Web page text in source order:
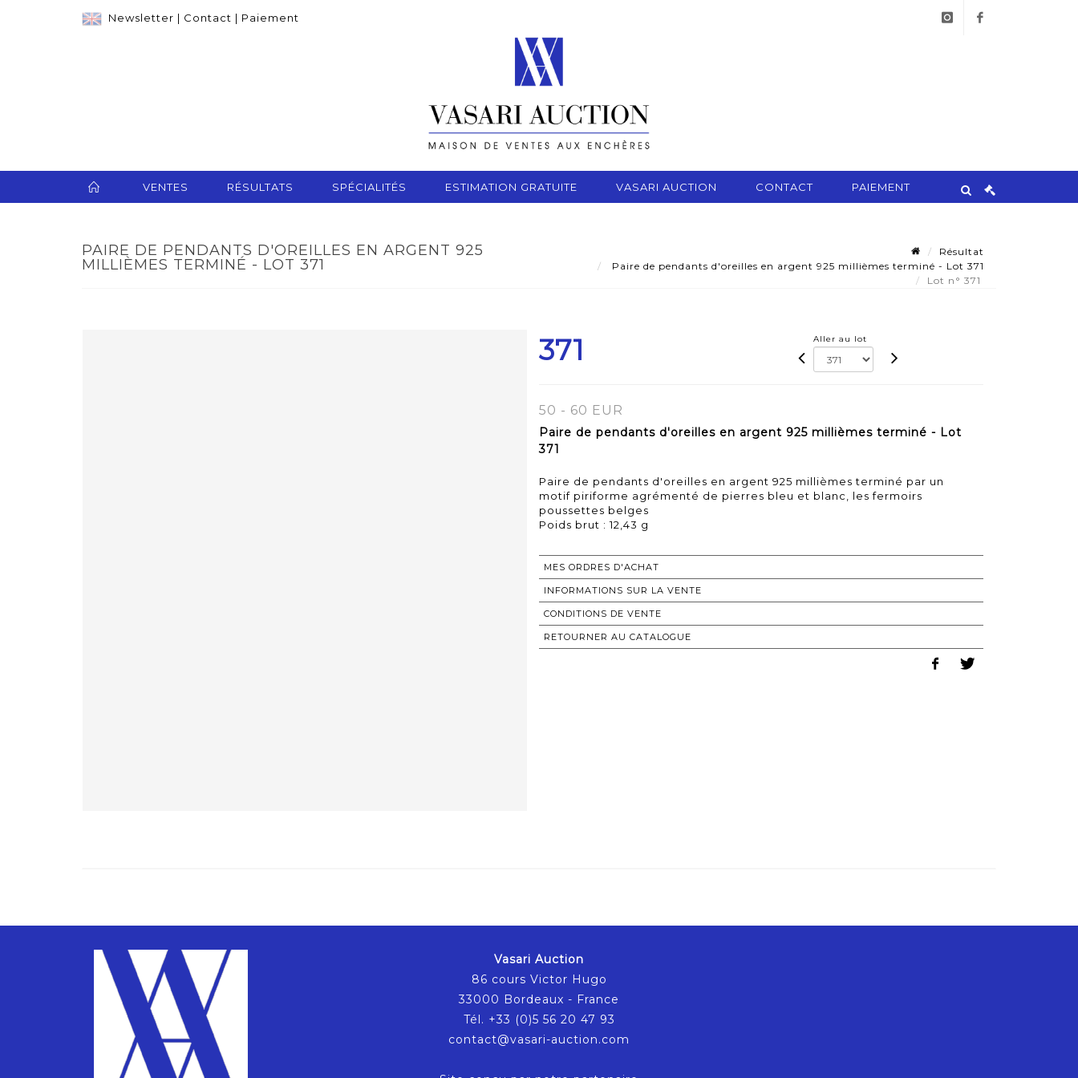
Newsletter | Contact | Paiement
VENTES RÉSULTATS SPÉCIALITÉS ESTIMATION GRATUITE VASARI AUCTION CONTACT PAIEMENT
PAIRE DE PENDANTS D'OREILLES EN ARGENT 925
MILLIÈMES TERMINÉ - LOT 371
Résultat
Paire de pendants d'oreilles en argent 925 millièmes terminé - Lot 371
Lot n° 371
371 Aller au lot
50 - 60 EUR
Paire de pendants d'oreilles en argent 925 millièmes terminé - Lot
371
Paire de pendants d'oreilles en argent 925 millièmes terminé par un
motif piriforme agrémenté de pierres bleu et blanc, les fermoirs
poussettes belges
Poids brut : 12,43 g
MES ORDRES D'ACHAT
INFORMATIONS SUR LA VENTE
CONDITIONS DE VENTE
RETOURNER AU CATALOGUE
Vasari Auction
86 cours Victor Hugo
33000 Bordeaux - France
Tél. +33 (0)5 56 20 47 93
contact@vasari-auction.com